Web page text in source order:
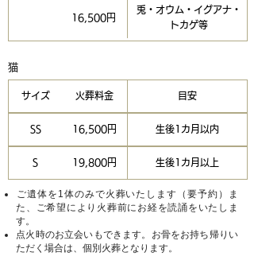
兎・オウム・イグアナ・
トカゲ等
16,500円
猫
サイズ 火葬料金 目安
SS 16,500円 生後1カ月以内
S 19,800円 生後1カ月以上
​ご遺体を1体のみで火葬いたします（要予約）ま
た、ご希望により火葬前にお経を読誦をいたしま
す。
​点火時のお立会いもできます。お骨をお持ち帰りい
ただく場合は、個別火葬となります。